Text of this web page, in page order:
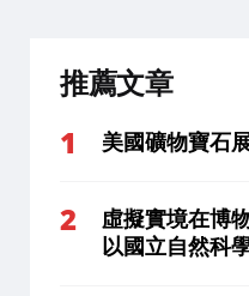
推薦文章
美國礦物寶石
虛擬實境在博
以國立自然科